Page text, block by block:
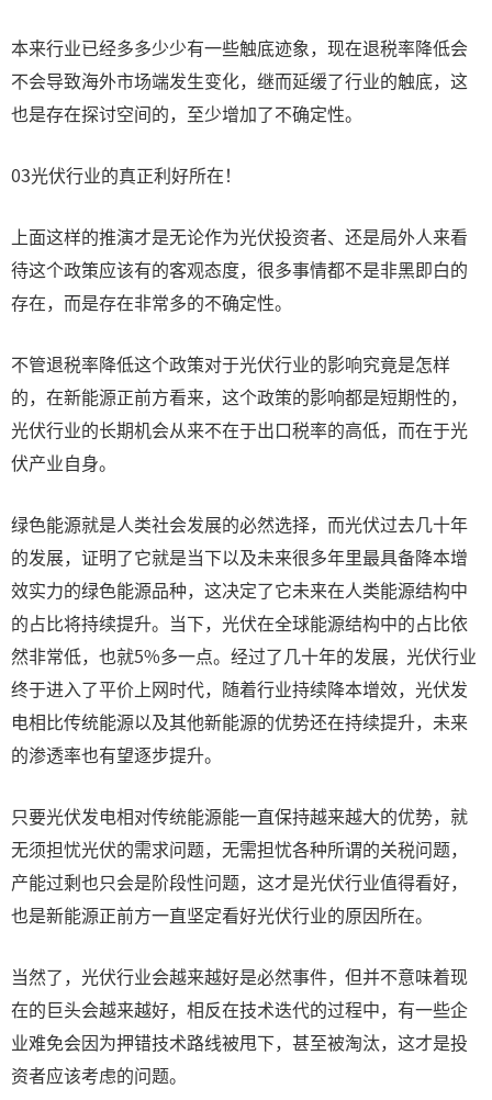
本来行业已经多多少少有一些触底迹象，现在退税率降低会
不会导致海外市场端发生变化，继而延缓了行业的触底，这
也是存在探讨空间的，至少增加了不确定性。
03光伏行业的真正利好所在！
上面这样的推演才是无论作为光伏投资者、还是局外人来看
待这个政策应该有的客观态度，很多事情都不是非黑即白的
存在，而是存在非常多的不确定性。
不管退税率降低这个政策对于光伏行业的影响究竟是怎样
的，在新能源正前方看来，这个政策的影响都是短期性的，
光伏行业的长期机会从来不在于出口税率的高低，而在于光
伏产业自身。
绿色能源就是人类社会发展的必然选择，而光伏过去几十年
的发展，证明了它就是当下以及未来很多年里最具备降本增
效实力的绿色能源品种，这决定了它未来在人类能源结构中
的占比将持续提升。当下，光伏在全球能源结构中的占比依
然非常低，也就5%多一点。经过了几十年的发展，光伏行业
终于进入了平价上网时代，随着行业持续降本增效，光伏发
电相比传统能源以及其他新能源的优势还在持续提升，未来
的渗透率也有望逐步提升。
只要光伏发电相对传统能源能一直保持越来越大的优势，就
无须担忧光伏的需求问题，无需担忧各种所谓的关税问题，
产能过剩也只会是阶段性问题，这才是光伏行业值得看好，
也是新能源正前方一直坚定看好光伏行业的原因所在。
当然了，光伏行业会越来越好是必然事件，但并不意味着现
在的巨头会越来越好，相反在技术迭代的过程中，有一些企
业难免会因为押错技术路线被甩下，甚至被淘汰，这才是投
资者应该考虑的问题。